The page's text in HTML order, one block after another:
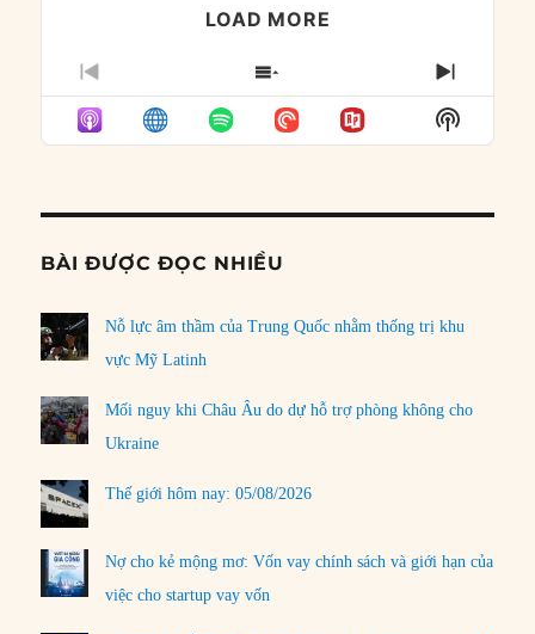
LOAD MORE
PREVIOUS
EPISODE
SHOW
EPISODES
LIST
NEXT
Show
Podcast
BÀI ĐƯỢC ĐỌC NHIỀU
Nỗ lực âm thầm của Trung Quốc nhằm thống trị khu
vực Mỹ Latinh
Mối nguy khi Châu Âu do dự hỗ trợ phòng không cho
Ukraine
Thế giới hôm nay: 05/08/2026
Nợ cho kẻ mộng mơ: Vốn vay chính sách và giới hạn của
việc cho startup vay vốn